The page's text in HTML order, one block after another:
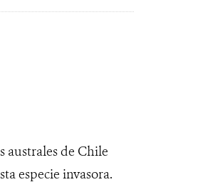
australes de Chile
especie invasora.